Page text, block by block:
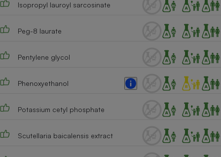
Isopropyl lauroyl sarcosinate
Peg-8 laurate
Pentylene glycol
Phenoxyethanol
Potassium cetyl phosphate
Scutellaria baicalensis extract